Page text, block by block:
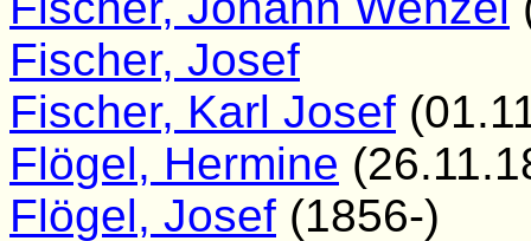
Fischer, Josef
Fischer, Karl Josef
Flögel, Hermine
Flögel, Josef (1856-)